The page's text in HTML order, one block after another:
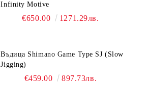
Infinity Motive
€650.00 1271.29лв.
Въдица Shimano Game Type SJ (Slow
Jigging)
€459.00 897.73лв.